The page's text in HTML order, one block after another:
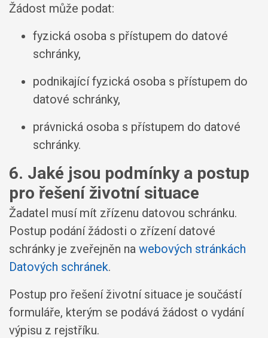
Žádost může podat:
fyzická osoba s přístupem do datové
schránky,
podnikající fyzická osoba s přístupem do
datové schránky,
právnická osoba s přístupem do datové
schránky.
6. Jaké jsou podmínky a postup
pro řešení životní situace
Žadatel musí mít zřízenu datovou schránku.
Postup podání žádosti o zřízení datové
schránky je zveřejněn na webových stránkách
Datových schránek.
Postup pro řešení životní situace je součástí
formuláře, kterým se podává žádost o vydání
výpisu z rejstříku.